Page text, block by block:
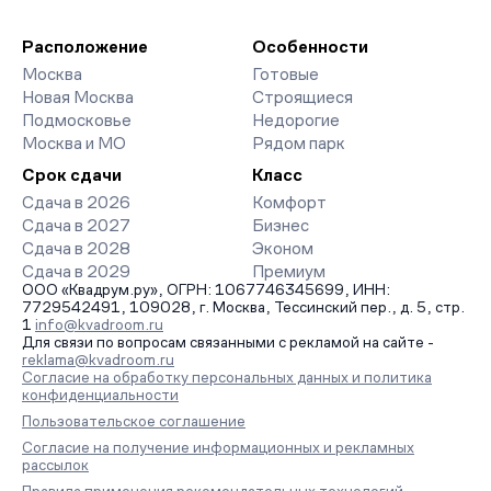
организует просмотр и поможет одобрить ипотеку по
минимальной ставке. Чтобы зафиксировать цену, оставьте
заявку на обратный звонок.
Расположение
Москва
Новая Москва
Подмосковье
Москва и МО
Особенности
Готовые
Строящиеся
Недорогие
Рядом парк
Срок сдачи
Сдача в 2026
Сдача в 2027
Сдача в 2028
Сдача в 2029
Класс
Комфорт
Бизнес
Эконом
Премиум
ООО «Квадрум.ру», ОГРН: 1067746345699, ИНН:
7729542491, 109028, г. Москва, Тессинский пер., д. 5, стр.
1 info@kvadroom.ru
Для связи по вопросам связанными с рекламой на сайте -
reklama@kvadroom.ru
Согласие на обработку персональных данных и политика
конфиденциальности
Пользовательское соглашение
Согласие на получение информационных и рекламных
рассылок